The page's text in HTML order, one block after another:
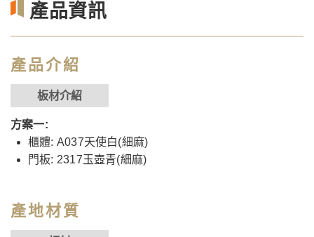
產品資訊
產品介紹
板材介紹
方案一:
櫃體: A037天使白(細麻)
門板: 2317玉壺青(細麻)
產地材質